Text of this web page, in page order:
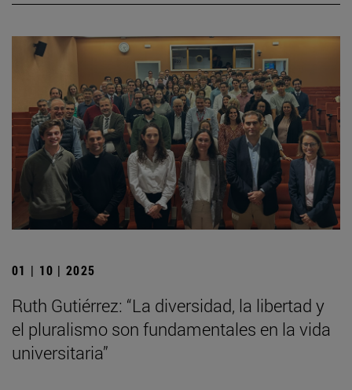
01 | 10 | 2025
Ruth Gutiérrez: “La diversidad, la libertad y
el pluralismo son fundamentales en la vida
universitaria”